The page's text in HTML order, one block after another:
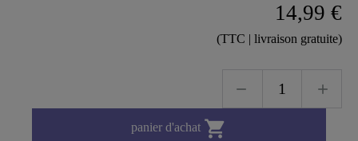
14,99 €
(TTC | livraison gratuite)
panier d'achat 